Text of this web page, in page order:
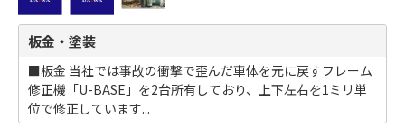
板金・塗装
■板金 当社では事故の衝撃で歪んだ車体を元に戻すフレーム
修正機「U-BASE」を2台所有しており、上下左右を1ミリ単
位で修正しています...